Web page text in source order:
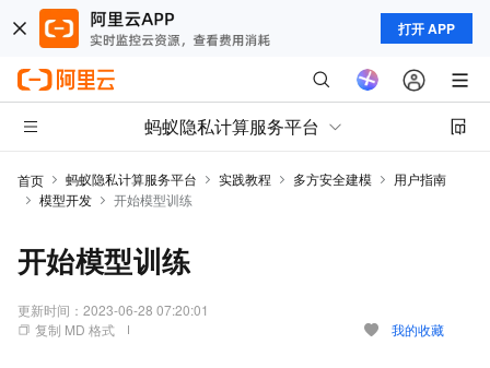
打开 APP
蚂蚁隐私计算服务平台
首页 蚂蚁隐私计算服务平台 实践教程 多方安全建模
用户指南
模型开发
开始模型训练
开始模型训练
更新时间： 2023-06-28 07:20:01
复制 MD 格式
我的收藏